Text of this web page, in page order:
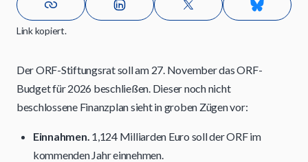
Link kopiert.
Der ORF-Stiftungsrat soll am 27. November das ORF-
Budget für 2026 beschließen. Dieser noch nicht
beschlossene Finanzplan sieht in groben Zügen vor:
Einnahmen. 1,124 Milliarden Euro soll der ORF im
kommenden Jahr einnehmen.